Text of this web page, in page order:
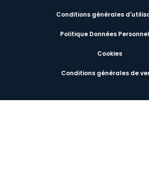
Conditions générales
Politique Données
Cookies
Conditions générales de